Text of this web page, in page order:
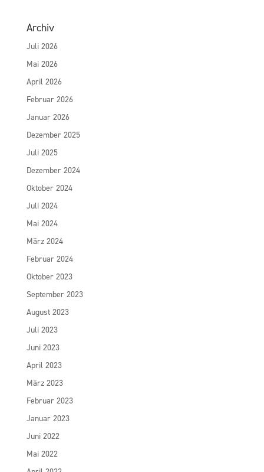
Archiv
Juli 2026
Mai 2026
April 2026
Februar 2026
Januar 2026
Dezember 2025
Juli 2025
Dezember 2024
Oktober 2024
Juli 2024
Mai 2024
März 2024
Februar 2024
Oktober 2023
September 2023
August 2023
Juli 2023
Juni 2023
April 2023
März 2023
Februar 2023
Januar 2023
Juni 2022
Mai 2022